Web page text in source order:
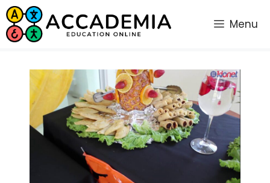
Saltar
al
contenido
Menu